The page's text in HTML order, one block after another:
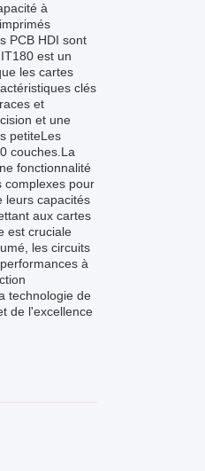
à
PCB HDI sont
est un
les cartes
clés
et
et une
petiteLes
couches.La
fonctionnalité
complexes pour
leurs capacités
aux cartes
est cruciale
les circuits
à
technologie de
de l'excellence